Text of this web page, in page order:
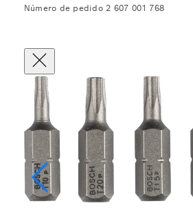
Número de pedido 2 607 001 768